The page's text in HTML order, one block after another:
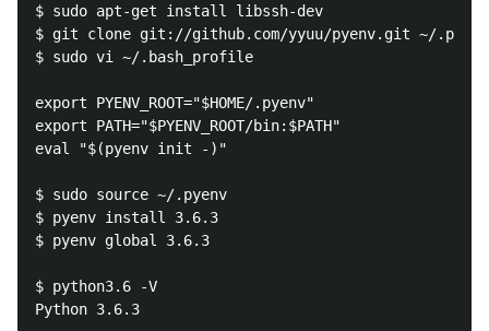
$ sudo apt-get install libssh-dev
$ git clone git://github.com/yyuu/pyenv.git ~/.pyenv
$ sudo vi ~/.bash_profile
export PYENV_ROOT="$HOME/.pyenv"
export PATH="$PYENV_ROOT/bin:$PATH"
eval "$(pyenv init -)"
$ sudo source ~/.pyenv
$ pyenv install 3.6.3
$ pyenv global 3.6.3
$ python3.6 -V